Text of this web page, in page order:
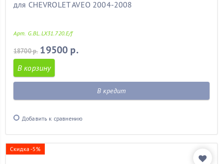
для CHEVROLET AVEO 2004-2008
Арт. G.BL.LX31.720.E/f
18700 р. 19500 р.
В корзину
В кредит
Добавить к сравнению
Скидка -5%